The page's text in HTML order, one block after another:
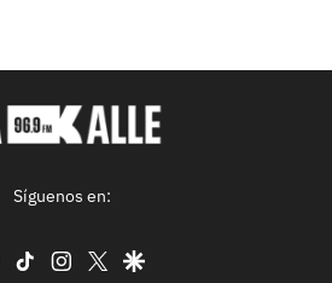
Síguenos en:
facebook
tiktok instagram
twittergoogle